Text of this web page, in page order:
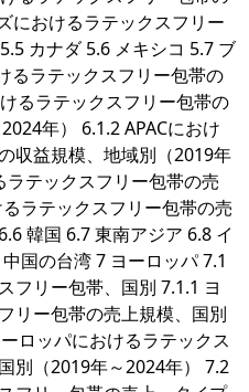
におけるラテックスフリー
カナダ 5.6 メキシコ 5.7 ブ
るラテックスフリー包帯の
るラテックスフリー包帯の
年） 6.1.2 APACにおけ
収益規模、地域別（2019年
ラテックスフリー包帯の売
ラテックスフリー包帯の売
韓国 6.7 東南アジア 6.8 イ
国の台湾 7 ヨーロッパ 7.1
フリー包帯、国別 7.1.1 ヨ
リー包帯の売上規模、国別
ロッパにおけるラテックス
別（2019年～2024年） 7.2